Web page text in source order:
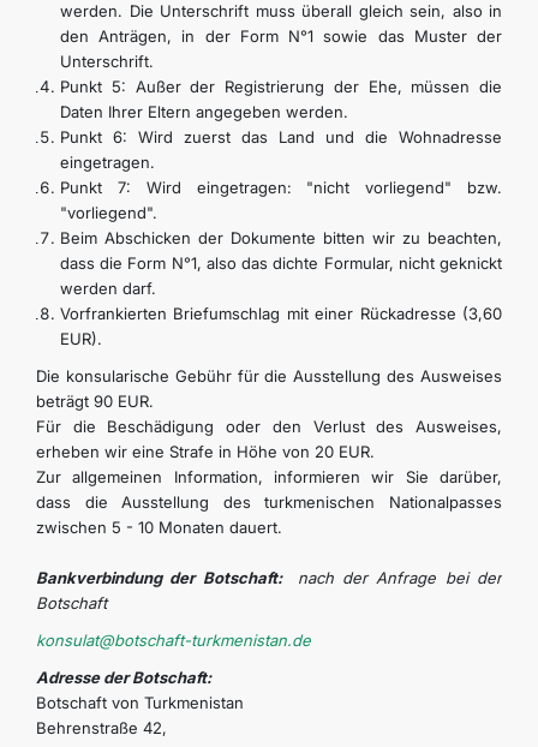
werden. Die Unterschrift muss überall gleich sein, also in
den Anträgen, in der Form N°1 sowie das Muster der
Unterschrift.
Punkt 5: Außer der Registrierung der Ehe, müssen die
Daten Ihrer Eltern angegeben werden.
Punkt 6: Wird zuerst das Land und die Wohnadresse
eingetragen.
Punkt 7: Wird eingetragen: "nicht vorliegend" bzw.
"vorliegend".
Beim Abschicken der Dokumente bitten wir zu beachten,
dass die Form N°1, also das dichte Formular, nicht geknickt
werden darf.
Vorfrankierten Briefumschlag mit einer Rückadresse (3,60
EUR).
Die konsularische Gebühr für die Ausstellung des Ausweises
beträgt 90 EUR.
Für die Beschädigung oder den Verlust des Ausweises,
erheben wir eine Strafe in Höhe von 20 EUR.
Zur allgemeinen Information, informieren wir Sie darüber,
dass die Ausstellung des turkmenischen Nationalpasses
zwischen 5 - 10 Monaten dauert.
Bankverbindung der Botschaft: nach der Anfrage bei der
Botschaft
konsulat@botschaft-turkmenistan.de
Adresse der Botschaft:
Botschaft von Turkmenistan
Behrenstraße 42,